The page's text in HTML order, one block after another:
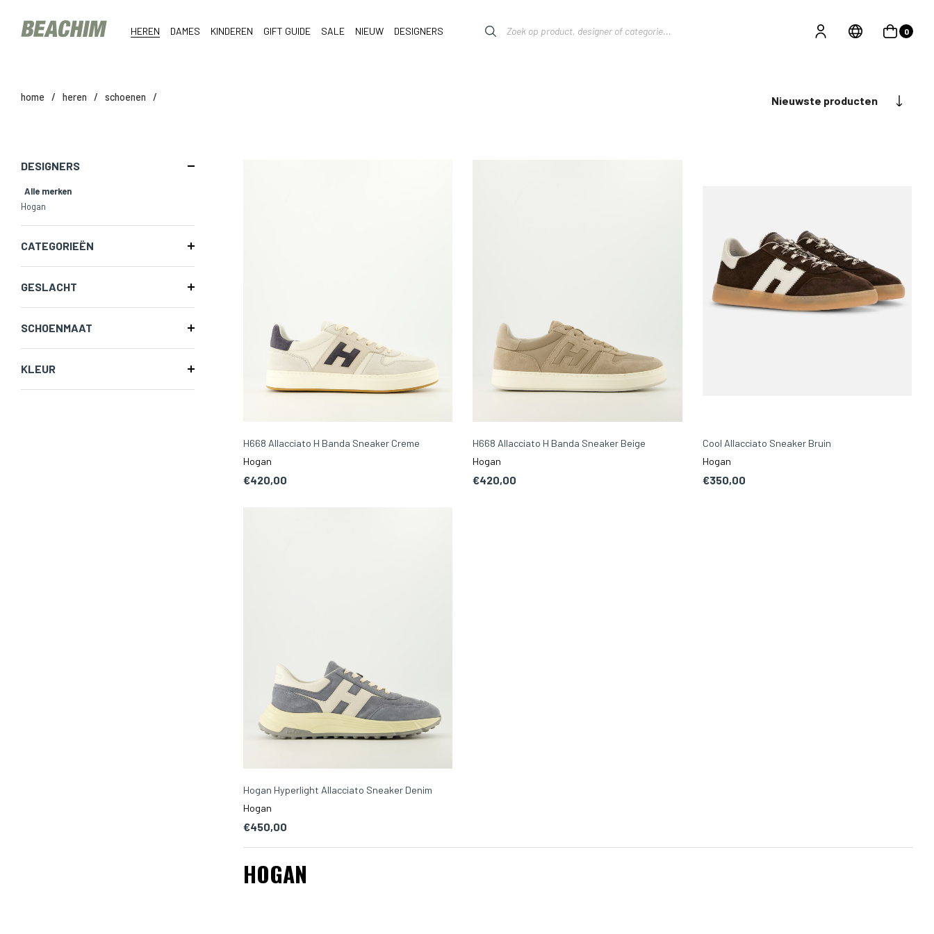
HEREN DAMES KINDEREN GIFT GUIDE SALE NIEUW DESIGNERS 0
home / heren / schoenen / Nieuwste producten
DESIGNERS
Alle merken
Hogan
CATEGORIEËN
GESLACHT
SCHOENMAAT
KLEUR
H668 Allacciato H Banda Sneaker Creme
Hogan
€420,00
H668 Allacciato H Banda Sneaker Beige
Hogan
€420,00
Cool Allacciato Sneaker Bruin
Hogan
€350,00
Hogan Hyperlight Allacciato Sneaker Denim
Hogan
€450,00
HOGAN